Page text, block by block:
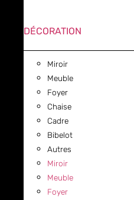
DÉCORATION
Miroir
Meuble
Foyer
Chaise
Cadre
Bibelot
Autres
Miroir
Meuble
Foyer